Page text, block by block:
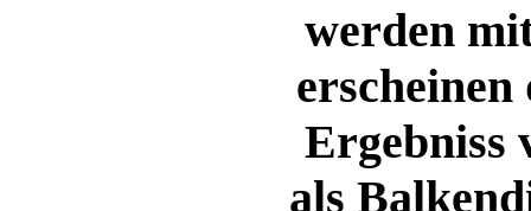
werden
erscheinen
Ergebniss
als